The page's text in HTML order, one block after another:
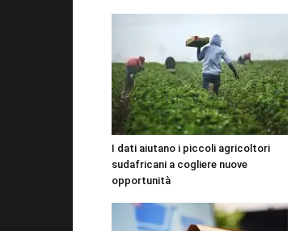
I dati aiutano i piccoli agricoltori
sudafricani a cogliere nuove
opportunità